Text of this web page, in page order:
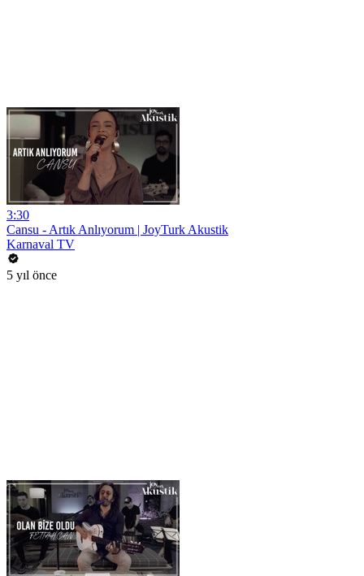
3:30
Cansu - Artık Anlıyorum | JoyTurk Akustik
Karnaval TV
5 yıl önce